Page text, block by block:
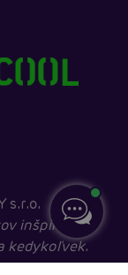
s.r.o.
inšpiruje k
kedykoľvek.